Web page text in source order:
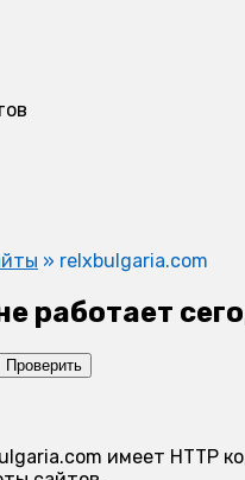
» relxbulgaria.com
работает
Проверить
имеет HTTP